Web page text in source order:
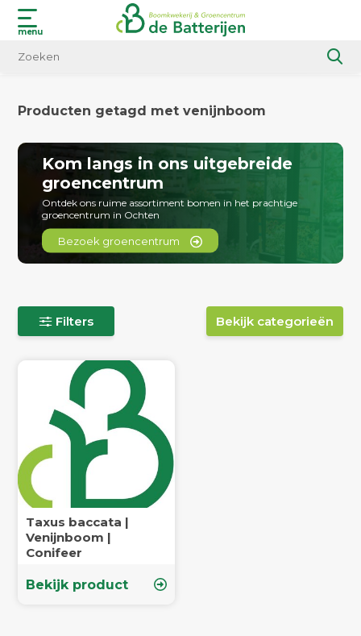
menu
Producten getagd met venijnboom
Kom langs in ons uitgebreide
groencentrum
Ontdek ons ruime assortiment bomen in het prachtige
groencentrum in Ochten
Bezoek groencentrum
Filters Bekijk categorieën
Taxus baccata |
Venijnboom |
Conifeer
Bekijk product